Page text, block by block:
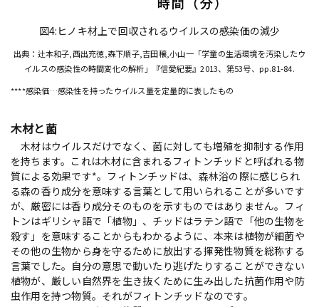
図4:ヒノキ材上で回収されるウイルスの感染価の減少
出典：辻本和子,西出充徳,森下順子,吉田穣,小山一「学童の生活環境を汚染したウ
イルスの感染性の時間変化の解析」『信愛紀要』2013、第53号、pp.81-84.
****感染価…感染性を持ったウイルス量を定量的に表したもの
木材と菌
木材はウイルスだけでなく、菌に対しても増殖を抑制する作用
を持ちます。これは木材に含まれるフィトンチッドと呼ばれる物
質による効果です*。フィトンチッドは、森林浴の際に感じられ
る森の香り成分を意味する言葉として用いられることが多いです
が、厳密には香り成分そのものを示すものではありません。フィ
トンはギリシャ語で「植物」、チッドはラテン語で「他の生物を
殺す」を意味することからもわかるように、本来は植物が細菌や
その他の生物から身を守るために放出する揮発性物質を総称する
言葉でした。自分の意思で動いたり逃げたりすることができない
植物が、厳しい自然界を生き抜くために生み出した抗菌作用や防
虫作用を持つ物質。それがフィトンチッドなのです。